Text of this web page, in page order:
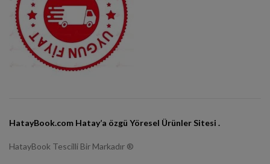
HatayBook.com Hatay’a özgü Yöresel Ürünler Sitesi .
HatayBook Tescilli Bir Markadır ®